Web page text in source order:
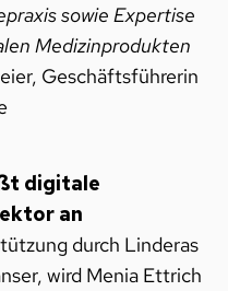
sowie Expertise
Medizinprodukten
Geschäftsführerin
digitale
an
durch Linderas
wird Menia Ettrich